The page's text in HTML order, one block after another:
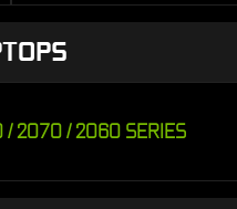
2070 / 2060 SERIES